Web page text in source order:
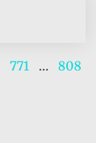
771 …
808